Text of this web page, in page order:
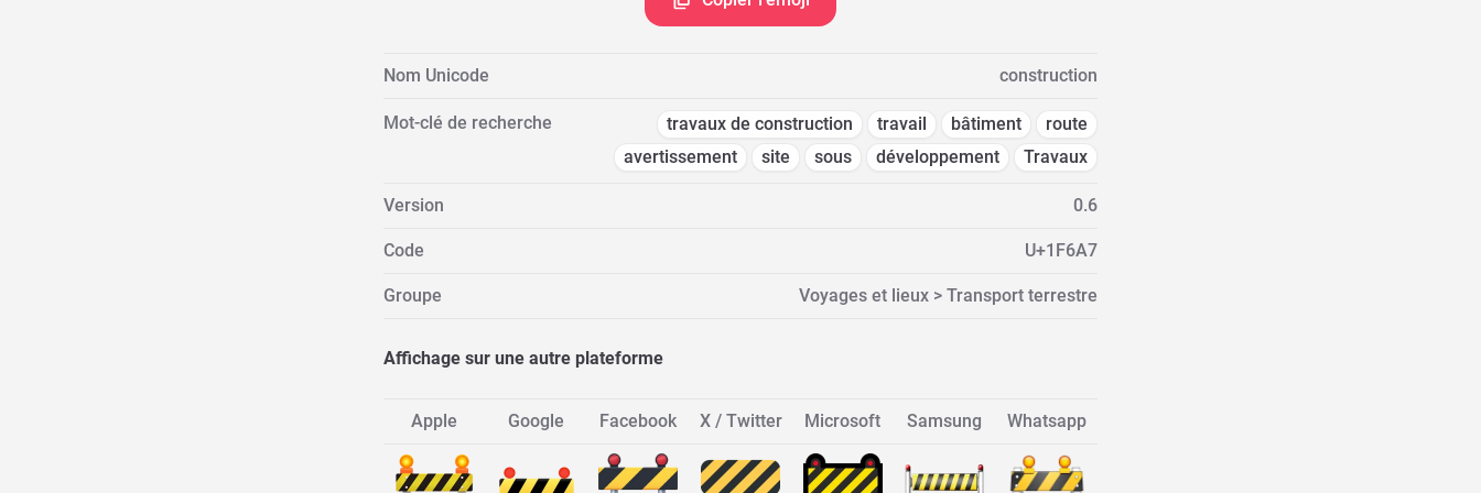
Nom Unicode construction
Mot-clé de recherche travaux de construction travail bâtiment
route
avertissement
site sous développement Travaux
Version 0.6
Code U+1F6A7
Groupe Voyages et lieux > Transport terrestre
Affichage sur une autre plateforme
Apple Google Facebook X / Twitter Microsoft Samsung Whatsapp